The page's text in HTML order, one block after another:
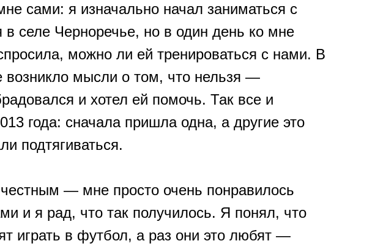
сами: я изначально начал заниматься с
селе Черноречье, но в один день ко мне
можно ли ей тренироваться с нами. В
возникло мысли о том, что нельзя —
и хотел ей помочь. Так все и
года: сначала пришла одна, а другие это
подтягиваться.
— мне просто очень понравилось
и я рад, что так получилось. Я понял, что
играть в футбол, а раз они это любят —